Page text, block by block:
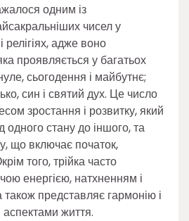
одним із
чисел у
релігіях, адже воно
проявляється у багатьох
сьогодення і майбутнє;
син і святий дух. Це число
зростання і розвитку, який
одного стану до іншого, та
що включає початок,
того, трійка часто
енергією, натхненням і
представляє гармонію і
життя.